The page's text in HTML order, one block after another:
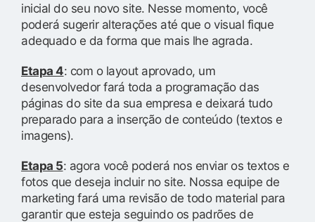
inicial do seu novo site. Nesse momento, você
poderá sugerir alterações até que o visual fique
adequado e da forma que mais lhe agrada.
Etapa 4: com o layout aprovado, um
desenvolvedor fará toda a programação das
páginas do site da sua empresa e deixará tudo
preparado para a inserção de conteúdo (textos e
imagens).
Etapa 5: agora você poderá nos enviar os textos e
fotos que deseja incluir no site. Nossa equipe de
marketing fará uma revisão de todo material para
garantir que esteja seguindo os padrões de